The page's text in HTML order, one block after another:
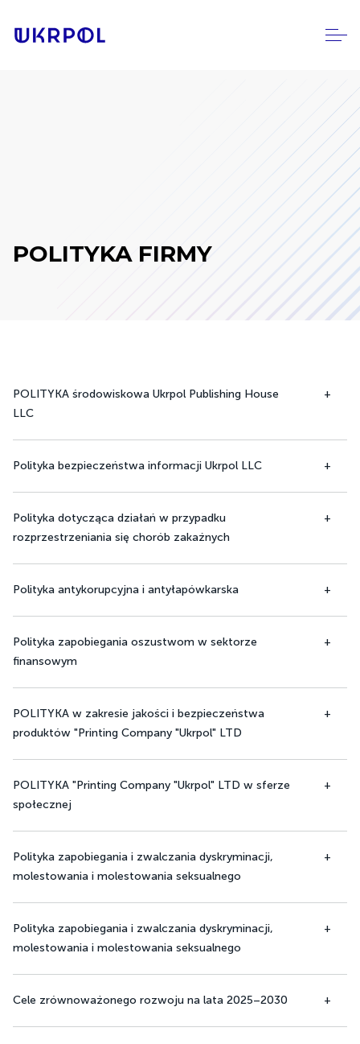
POLITYKA FIRMY
POLITYKA środowiskowa Ukrpol Publishing House
LLC
Polityka bezpieczeństwa informacji Ukrpol LLC
Polityka dotycząca działań w przypadku
rozprzestrzeniania się chorób zakaźnych
Polityka antykorupcyjna i antyłapówkarska
Polityka zapobiegania oszustwom w sektorze
finansowym
POLITYKA w zakresie jakości i bezpieczeństwa
produktów "Printing Company "Ukrpol" LTD
POLITYKA "Printing Company "Ukrpol" LTD w sferze
społecznej
Polityka zapobiegania i zwalczania dyskryminacji,
molestowania i molestowania seksualnego
Polityka zapobiegania i zwalczania dyskryminacji,
molestowania i molestowania seksualnego
Cele zrównoważonego rozwoju na lata 2025–2030